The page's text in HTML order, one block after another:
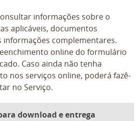
informações sobre o
aplicáveis, documentos
complementares.
online do formulário
Caso ainda não tenha
nos serviços online, poderá fazê-
no Serviço.
download e entrega